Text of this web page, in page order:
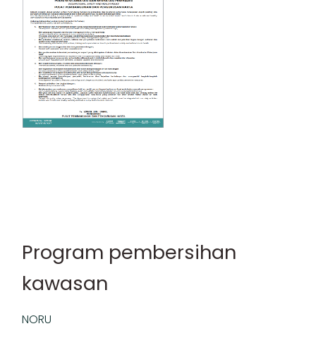
Program pembersihan
kawasan
NORU